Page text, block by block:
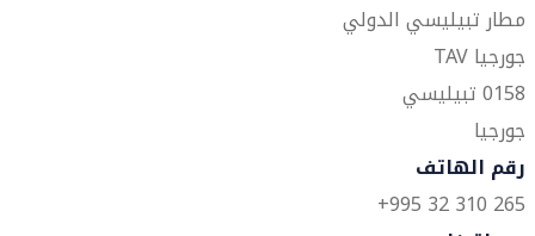
مطار تبيليسي الدولي
جورجيا TAV
0158 تبيليسي
جورجيا
رقم الهاتف
265 310 32 995+